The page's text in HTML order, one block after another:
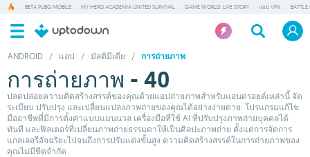
BETA PUBG MOBILE MY HERO ACADEMIA UNITED SURVIVAL GAME WORLD: LIFE STORY แอป VPN BATTLE
ANDROID / แอป / มัลติมีเดีย / การถ่ายภาพ
การถ่ายภาพ - 40
ปลดปล่อยความคิดสร้างสรรค์ของคุณด้วยแอปถ่ายภาพสำหรับแอนดรอยด์เหล่านี้ จัด
ระเบียบ ปรับปรุง และเปลี่ยนแปลงภาพถ่ายของคุณได้อย่างง่ายดาย: โปรแกรมแก้ไข
มืออาชีพที่มีการตั้งค่าแบบแมนนวล เครื่องมือที่ใช้ AI ที่ปรับปรุงภาพถ่ายบุคคลได้
ทันที และฟิลเตอร์ที่เปลี่ยนภาพถ่ายธรรมดาให้เป็นศิลปะภาพถ่าย ตั้งแต่การจัดการ
แกลเลอรีอัจฉริยะไปจนถึงการปรับแต่งขั้นสูง ความคิดสร้างสรรค์ในการถ่ายภาพของ
คุณไม่มีขีดจำกัด